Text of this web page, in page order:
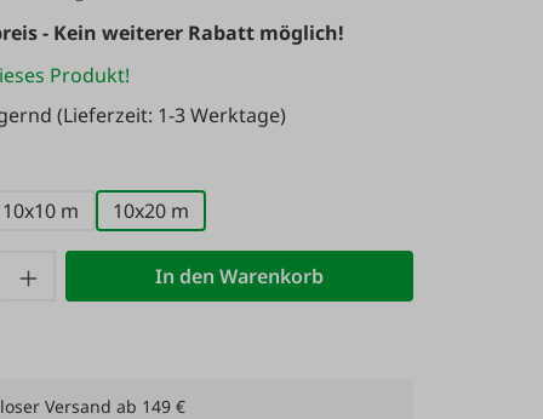
- Kein weiterer Rabatt möglich!
Produkt!
(Lieferzeit: 1-3 Werktage)
10x10 m 10x20 m
Anzahl: Gib den gewünschten Wert
In den Warenkorb
Versand ab 149 €